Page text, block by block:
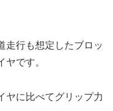
走行も想定したブロッ
です。
ヤに比べてグリップ力